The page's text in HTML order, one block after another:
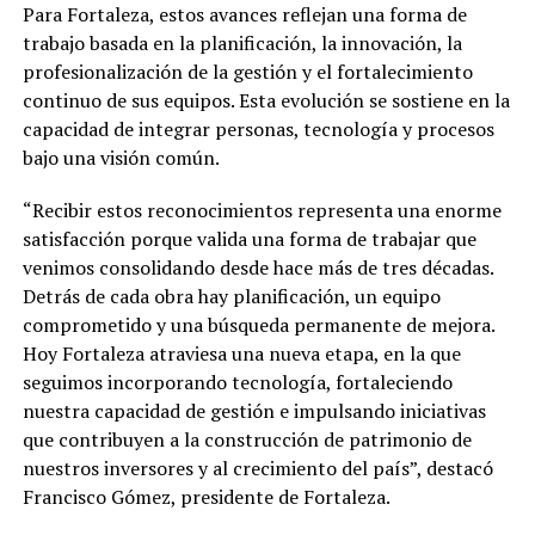
Para Fortaleza, estos avances reflejan una forma de
trabajo basada en la planificación, la innovación, la
profesionalización de la gestión y el fortalecimiento
continuo de sus equipos. Esta evolución se sostiene en la
capacidad de integrar personas, tecnología y procesos
bajo una visión común.
“Recibir estos reconocimientos representa una enorme
satisfacción porque valida una forma de trabajar que
venimos consolidando desde hace más de tres décadas.
Detrás de cada obra hay planificación, un equipo
comprometido y una búsqueda permanente de mejora.
Hoy Fortaleza atraviesa una nueva etapa, en la que
seguimos incorporando tecnología, fortaleciendo
nuestra capacidad de gestión e impulsando iniciativas
que contribuyen a la construcción de patrimonio de
nuestros inversores y al crecimiento del país”, destacó
Francisco Gómez, presidente de Fortaleza.